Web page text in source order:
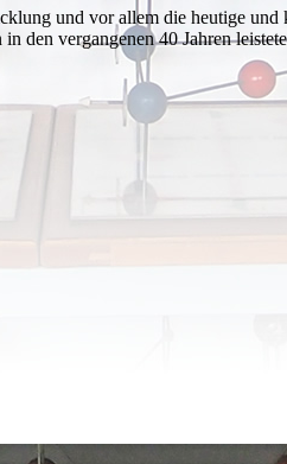
und vor allem die heutige
den vergangenen 40 Jahren